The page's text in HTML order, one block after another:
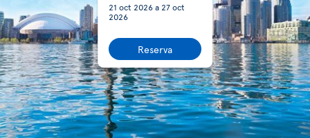
21 oct 2026a 27 oct
2026
Reserva